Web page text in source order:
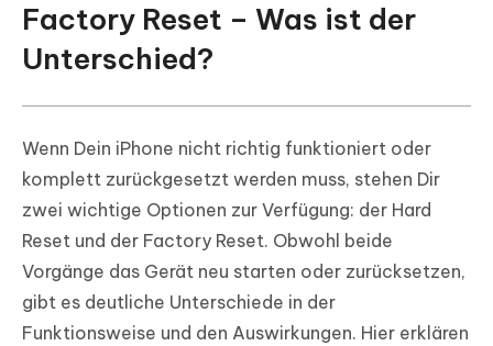
Factory Reset – Was ist der
Unterschied?
Wenn Dein iPhone nicht richtig funktioniert oder
komplett zurückgesetzt werden muss, stehen Dir
zwei wichtige Optionen zur Verfügung: der Hard
Reset und der Factory Reset. Obwohl beide
Vorgänge das Gerät neu starten oder zurücksetzen,
gibt es deutliche Unterschiede in der
Funktionsweise und den Auswirkungen. Hier erklären